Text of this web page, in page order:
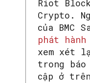
Riot
Crypto.
của BMC
phát
xem xét
trong báo
cập ở